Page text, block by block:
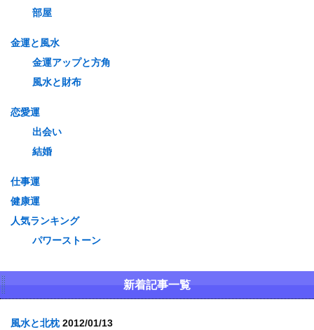
部屋
金運と風水
金運アップと方角
風水と財布
恋愛運
出会い
結婚
仕事運
健康運
人気ランキング
パワーストーン
新着記事一覧
風水と北枕 2012/01/13